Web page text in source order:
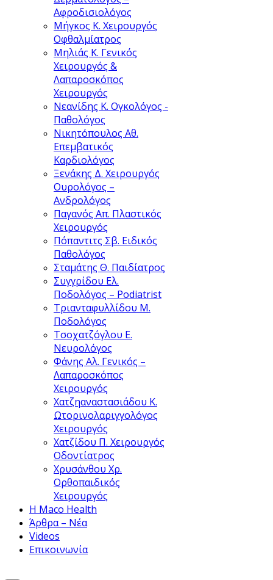
Αφροδισιολόγος
Μήγκος Κ. Xειρουργός
Oφθαλμίατρος
Μηλιάς Κ. Γενικός
Χειρουργός &
Λαπαροσκόπος
Χειρουργός
Νεανίδης Κ. Ογκολόγος -
Παθολόγος
Νικητόπουλος Αθ.
Επεμβατικός
Καρδιολόγος
Ξενάκης Δ. Χειρουργός
Ουρολόγος –
Ανδρολόγος
Παγανός Απ. Πλαστικός
Χειρουργός
Πόπαντιτς Σβ. Ειδικός
Παθολόγος
Σταμάτης Θ. Παιδίατρος
Συγγρίδου Ελ.
Ποδολόγος – Podiatrist
Τριανταφυλλίδου Μ.
Ποδολόγος
Τσοχατζόγλου Ε.
Νευρολόγος
Φάνης Αλ. Γενικός –
Λαπαροσκόπος
Χειρουργός
Χατζηαναστασιάδου Κ.
Ωτορινολαριγγολόγος
Χειρουργός
Χατζίδου Π. Χειρουργός
Οδοντίατρος
Χρυσάνθου Χρ.
Ορθοπαιδικός
Χειρουργός
Η Maco Health
Άρθρα – Νέα
Videos
Επικοινωνία